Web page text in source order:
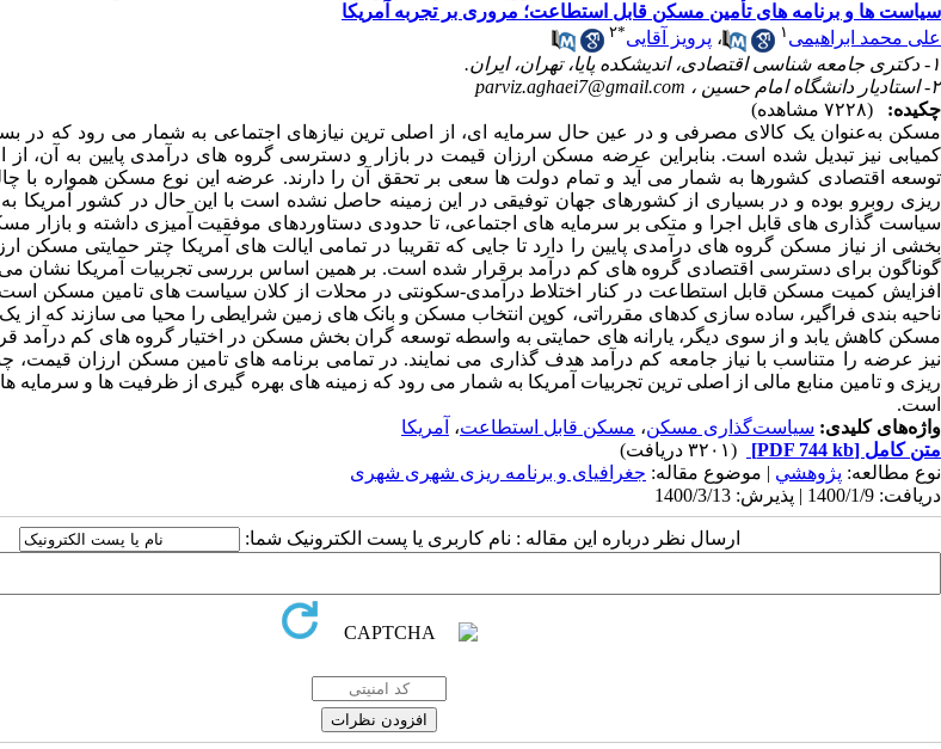
سیاست ها و برنامه های تأمین مسکن قابل استطاعت؛ مروری بر تجربه آمریکا
علی محمد ابراهیمی ۱ ، پرویز آقایی*۲
۱- دکتری جامعه شناسی اقتصادی، اندیشکده پایا، تهران، ایران.
۲- استادیار دانشگاه امام حسین ،
parviz.aghaei7@gmail.com
چکیده:
(۷۲۲۸ مشاهده)
مسکن به‌عنوان یک کالای مصرفی و در عین حال سرمایه ای، از اصلی ترین نیازهای اجتماعی به شمار می رود که در
کمیابی نیز تبدیل شده است. بنابراین عرضه مسکن ارزان قیمت در بازار و دسترسی گروه های درآمدی پایین به آن،
توسعه اقتصادی کشورها به شمار می آید و تمام دولت ها سعی بر تحقق آن را دارند. عرضه این نوع مسکن همواره با
ریزی روبرو بوده و در بسیاری از کشورهای جهان توفیقی در این زمینه حاصل نشده است با این حال در کشور آمریکا به
سیاست گذاری های قابل اجرا و متکی بر سرمایه های اجتماعی، تا حدودی دستاوردهای موفقیت آمیزی داشته و بازار
بخشی از نیاز مسکن گروه های درآمدی پایین را دارد تا جایی که تقریبا در تمامی ایالت های آمریکا چتر حمایتی
گوناگون برای دسترسی اقتصادی گروه های کم درآمد برقرار شده است. بر همین اساس بررسی تجربیات آمریکا نشان می
افزایش کمیت مسکن قابل استطاعت در کنار اختلاط درآمدی-سکونتی در محلات از کلان سیاست های تامین مسکن است
ناحیه بندی فراگیر، ساده سازی کدهای مقرراتی، کوپن انتخاب مسکن و بانک های زمین شرایطی را محیا می سازند که از
مسکن کاهش یابد و از سوی دیگر، یارانه های حمایتی به واسطه توسعه گران بخش مسکن در اختیار گروه های کم درآمد
نیز عرضه را متناسب با نیاز جامعه کم درآمد هدف گذاری می نمایند. در تمامی برنامه های تامین مسکن ارزان قیمت،
ریزی و تامین منابع مالی از اصلی ترین تجربیات آمریکا به شمار می رود که زمینه های بهره گیری از ظرفیت ها و سرمایه
است.
واژه‌های کلیدی: سیاست‌گذاری مسکن، مسکن قابل استطاعت، آمریکا
متن کامل [PDF 744 kb]
(۳۲۰۱ دریافت)
نوع مطالعه: پژوهشي | موضوع مقاله: جغرافیای و برنامه ریزی شهری شهری
دریافت: 1400/1/9 | پذیرش: 1400/3/13
ارسال نظر درباره این مقاله : نام کاربری یا پست الکترونیک شما: